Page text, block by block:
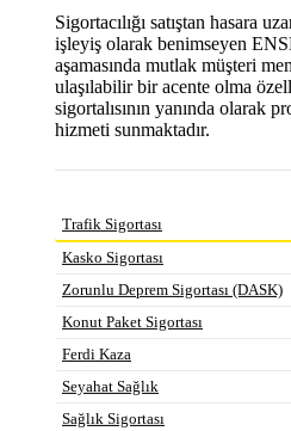
Sigortacılığı satıştan hasara
işleyiş olarak benimseyen
aşamasında mutlak müşteri
ulaşılabilir bir acente olma
sigortalısının yanında olarak
hizmeti sunmaktadır.
Trafik Sigortası
Kasko Sigortası
Zorunlu Deprem Sigortası (DASK)
Konut Paket Sigortası
Ferdi Kaza
Seyahat Sağlık
Sağlık Sigortası